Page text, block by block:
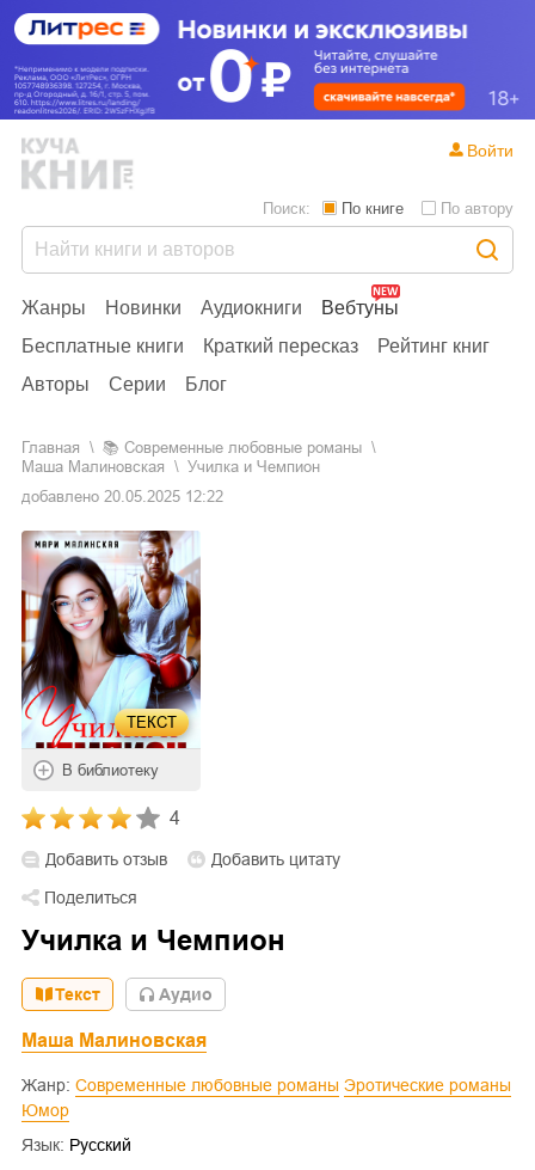
Жанры Новинки Аудиокниги
Вебтуны
Бесплатные книги
Краткий пересказ
Рейтинг книг
Авторы
Серии Блог
Поиск: По книге По автору
Войти
Главная 📚
современные любовные романы
Маша Малиновская
Училка и Чемпион
добавлено 20.05.2025 12:22
ТЕКСТ
В библиотеку
4
Добавить отзыв
Добавить цитату
Поделиться
Училка и Чемпион
Текст Aудио
Маша Малиновская
Жанр: Современные любовные романы
Эротические романы
Юмор
Язык: Русский